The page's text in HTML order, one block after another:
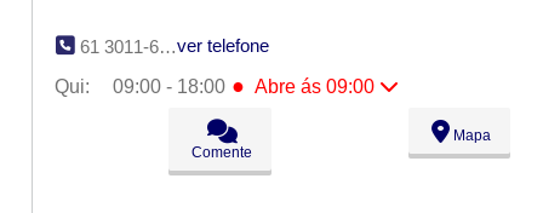
61 3011-6961
ver telefone
Qui:
09:00 - 18:00 ● Abre ás 09:00
09:00 - 18:00
09:00 - 18:00
09:00 - 18:00
Comente
Mapa